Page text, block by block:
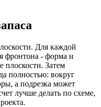
Для каждой
фронтона - форма и
плоскости. Затем
полностью: вокруг
а подрезка может
лучше делать по схеме,